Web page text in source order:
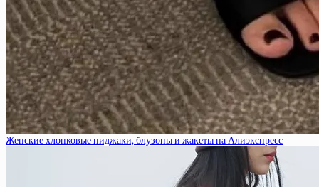
Женские хлопковые пиджаки, блузоны и жакеты на Алиэкспресс